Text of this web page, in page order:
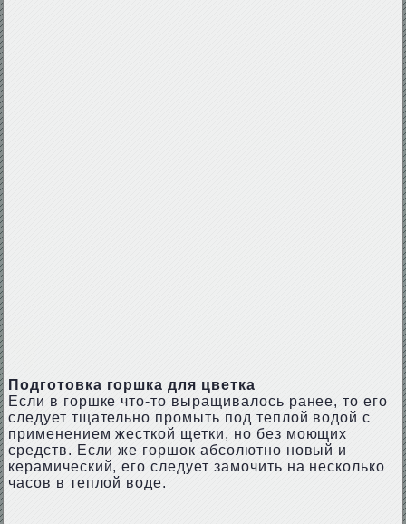
Подготовка горшка для цветка
Если в горшке что-то выращивалось ранее, то его
следует тщательно промыть под теплой водой с
применением жесткой щетки, но без моющих
средств. Если же горшок абсолютно новый и
керамический, его следует замочить на несколько
часов в теплой воде.